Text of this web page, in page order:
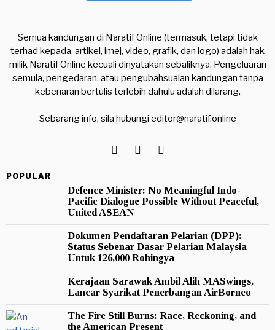
Semua kandungan di Naratif Online (termasuk, tetapi tidak
terhad kepada, artikel, imej, video, grafik, dan logo) adalah hak
milik Naratif Online kecuali dinyatakan sebaliknya. Pengeluaran
semula, pengedaran, atau pengubahsuaian kandungan tanpa
kebenaran bertulis terlebih dahulu adalah dilarang.
Sebarang info, sila hubungi editor@naratif.online
POPULAR
Defence Minister: No Meaningful Indo-
Pacific Dialogue Possible Without Peaceful,
United ASEAN
Dokumen Pendaftaran Pelarian (DPP):
Status Sebenar Dasar Pelarian Malaysia
Untuk 126,000 Rohingya
Kerajaan Sarawak Ambil Alih MASwings,
Lancar Syarikat Penerbangan AirBorneo
The Fire Still Burns: Race, Reckoning, and
the American Present